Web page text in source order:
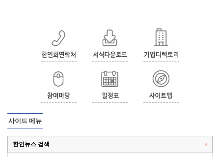
사이드 메뉴
한인뉴스 검색